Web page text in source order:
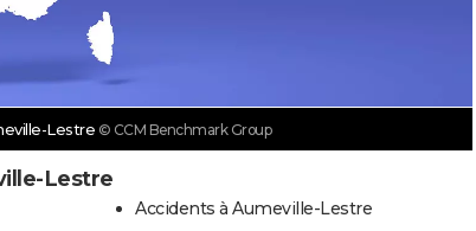
Lestre © CCM Benchmark Group
Lestre
Accidents à Aumeville-Lestre